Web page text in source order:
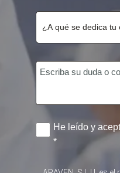
He leído y
*